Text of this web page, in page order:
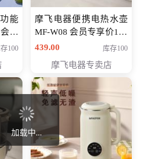
能
100
摩飞电器便携电热水壶
MF-W08 会员专享价198
元
439.00 库存100
摩飞电器专卖店
加载中...